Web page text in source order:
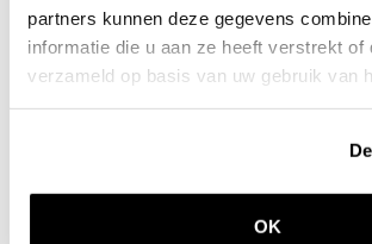
partners kunnen deze gegevens
informatie die u aan ze heeft verstrekt of
verzameld op basis van uw gebruik van
OK
begeleiden zoals hij bij Rick heeft
Jan en Trea zullen hun ervaring in
ondernemerschap delen met
tweede dochter die sinds eind
familieconvenant waarin we
wat het bedrijf wil zijn en hoe het